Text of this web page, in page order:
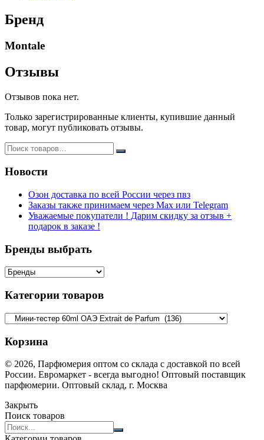
Parfum
60ml
ОАЭ
Бренд
Montale
Отзывы
Отзывов пока нет.
Только зарегистрированные клиенты, купившие данный
товар, могут публиковать отзывы.
Новости
Озон доставка по всей России через пвз
Заказы также принимаем через Max или Telegram
Уважаемые покупатели ! Дарим скидку за отзыв +
подарок в заказе !
Бренды выбрать
Категории товаров
Корзина
© 2026, Парфюмерия оптом со склада с доставкой по всей
России. Евромаркет - всегда выгодно! Оптовый поставщик
парфюмерии. Оптовый склад, г. Москва
Закрыть
Поиск товаров
Search
products: